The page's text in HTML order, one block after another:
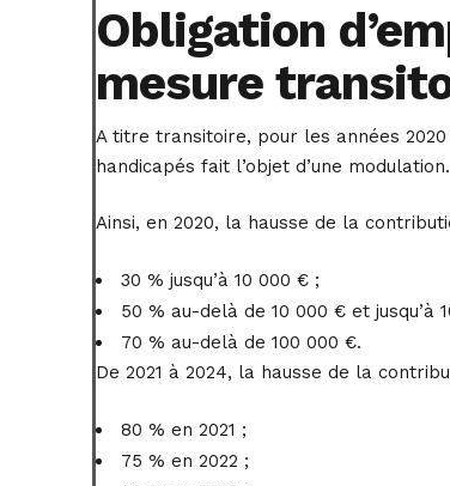
Obligation
mesure
A titre transitoire, pour les années
handicapés fait l’objet d’une modulation.
Ainsi, en 2020, la hausse de la
30 % jusqu’à 10 000 € ;
50 % au-delà de 10 000 € et jusqu’à
70 % au-delà de 100 000 €.
De 2021 à 2024, la hausse de la
80 % en 2021 ;
75 % en 2022 ;